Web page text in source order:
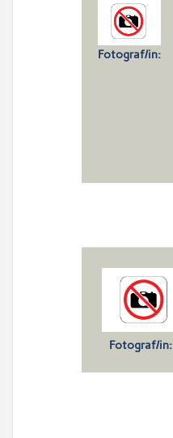
Fotograf/in:
Fotograf/in: